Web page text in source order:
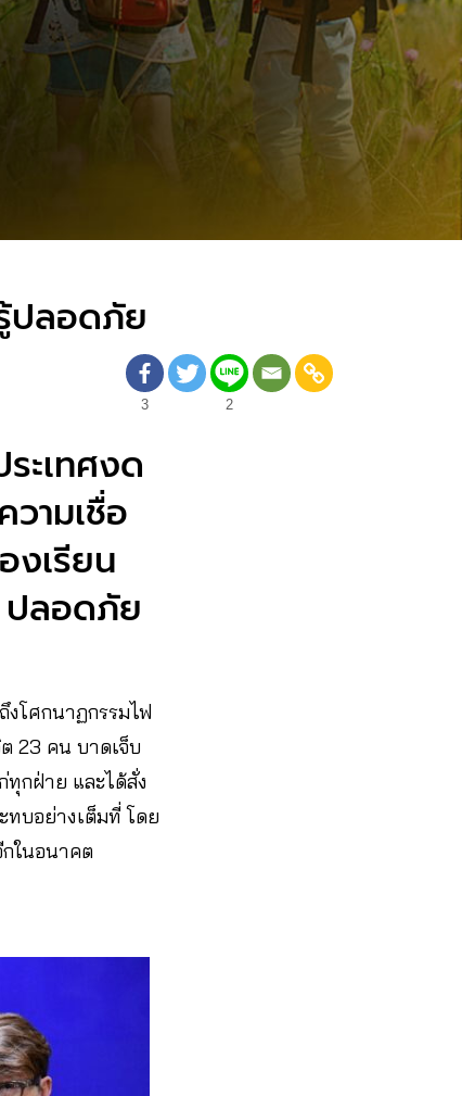
ปลอดภัย
3
2
ะเทศงด
ามเชื่อ
งเรียน
ปลอดภัย
งโศกนาฏกรรมไฟ
23 คน บาดเจ็บ
กฝ่าย และได้สั่ง
ทบอย่างเต็มที่ โดย
ในอนาคต